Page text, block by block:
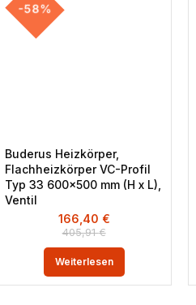
-58%
Buderus Heizkörper,
Flachheizkörper VC-Profil
Typ 33 600×500 mm (H x L),
Ventil
405,91€
166,40 €
Weiterlesen